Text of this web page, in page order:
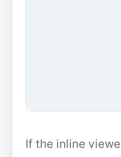
If the inline